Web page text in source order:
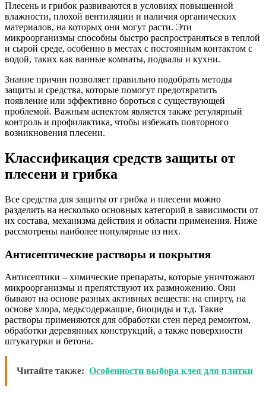
Плесень и грибок развиваются в условиях повышенной
влажности, плохой вентиляции и наличия органических
материалов, на которых они могут расти. Эти
микроорганизмы способны быстро распространяться в теплой
и сырой среде, особенно в местах с постоянным контактом с
водой, таких как ванные комнаты, подвалы и кухни.
Знание причин позволяет правильно подобрать методы
защиты и средства, которые помогут предотвратить
появление или эффективно бороться с существующей
проблемой. Важным аспектом является также регулярный
контроль и профилактика, чтобы избежать повторного
возникновения плесени.
Классификация средств защиты от
плесени и грибка
Все средства для защиты от грибка и плесени можно
разделить на несколько основных категорий в зависимости от
их состава, механизма действия и области применения. Ниже
рассмотрены наиболее популярные из них.
Антисептические растворы и покрытия
Антисептики – химические препараты, которые уничтожают
микроорганизмы и препятствуют их размножению. Они
бывают на основе разных активных веществ: на спирту, на
основе хлора, медьсодержащие, биоциды и т.д. Такие
растворы применяются для обработки стен перед ремонтом,
обработки деревянных конструкций, а также поверхности
штукатурки и бетона.
Читайте также: Особенности выбора клея для плитки